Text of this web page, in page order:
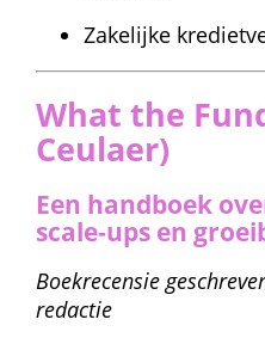
Zakelijke
What the
Ceulaer)
Een handboek
scale-ups en
Boek­recensie
redactie